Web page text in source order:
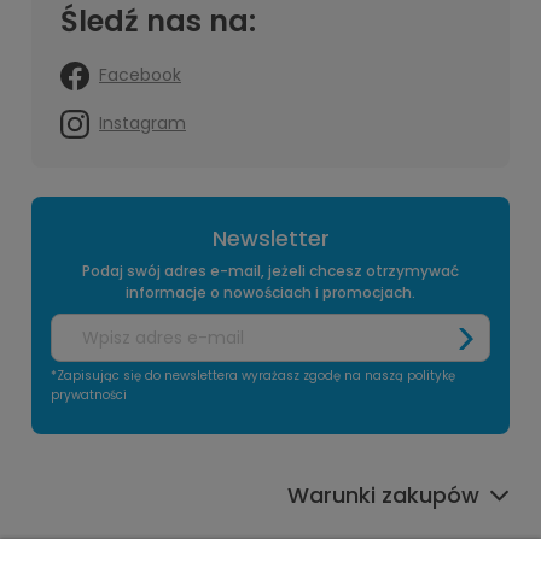
Śledź nas na:
Facebook
Instagram
Newsletter
Podaj swój adres e-mail, jeżeli chcesz otrzymywać
informacje o nowościach i promocjach.
*Zapisując się do newslettera wyrażasz zgodę na naszą politykę
prywatności
Warunki zakupów
Informacje o sklepie